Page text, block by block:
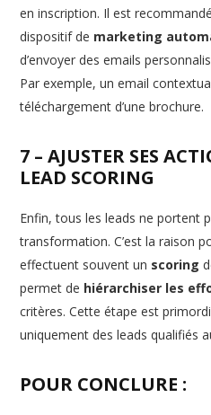
en inscription. Il est
dispositif de marketing
d’envoyer des emails
Par exemple, un email
téléchargement d’une brochure.
7 – AJUSTER SES
LEAD SCORING
Enfin, tous les leads ne portent
transformation. C’est la raison
effectuent souvent un scoring
permet de hiérarchiser les
critères. Cette étape est
uniquement des leads qualifiés
POUR CONCLURE :